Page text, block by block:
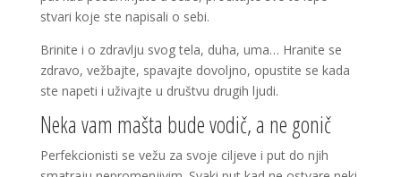
stvari koje ste napisali o sebi.
Brinite i o zdravlju svog tela, duha, uma… Hranite se
zdravo, vežbajte, spavajte dovoljno, opustite se kada
ste napeti i uživajte u društvu drugih ljudi.
Neka vam mašta bude vodič, a ne gonič
Perfekcionisti se vežu za svoje ciljeve i put do njih